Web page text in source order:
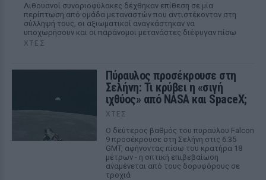
Λιθουανοί συνοριοφύλακες δέχθηκαν επίθεση σε μία
περίπτωση από ομάδα μεταναστών που αντιστέκονταν στη
σύλληψή τους, οι αξιωματικοί αναγκάστηκαν να
υποχωρήσουν και οι παράνομοι μετανάστες διέφυγαν πίσω
ΧΤΕΣ
Πύραυλος προσέκρουσε στη
Σελήνη: Τι κρύβει η «σιγή
ιχθύος» από NASA και SpaceX;
ΧΤΕΣ
Ο δεύτερος βαθμός του πυραύλου Falcon
9 προσέκρουσε στη Σελήνη στις 6:35
GMT, αφήνοντας πίσω του κρατήρα 18
μέτρων - η οπτική επιβεβαίωση
αναμένεται από τους δορυφόρους σε
τροχιά